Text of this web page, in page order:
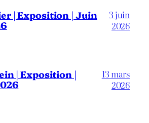
| Exposition | Juin
3 juin
2026
| Exposition |
13 mars
2026